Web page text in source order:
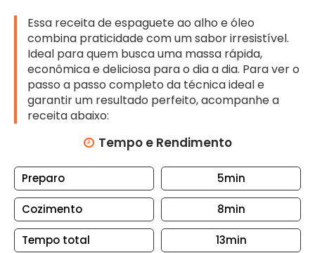
B
S
C
O
S
B
O
L
Essa receita de espaguete ao alho e óleo
combina praticidade com um sabor irresistível.
Ideal para quem busca uma massa rápida,
econômica e deliciosa para o dia a dia. Para ver o
passo a passo completo da técnica ideal e
garantir um resultado perfeito, acompanhe a
receita abaixo:
Tempo e Rendimento
Preparo 5min
Cozimento 8min
Tempo total 13min